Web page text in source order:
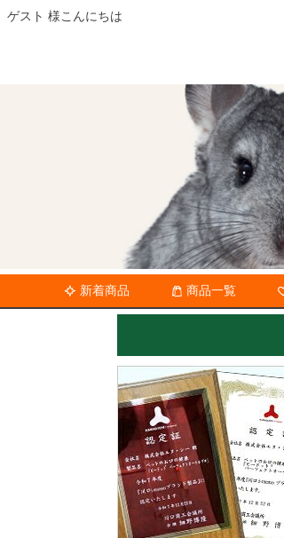
ゲスト 様こんにちは
新着商品 商品一覧